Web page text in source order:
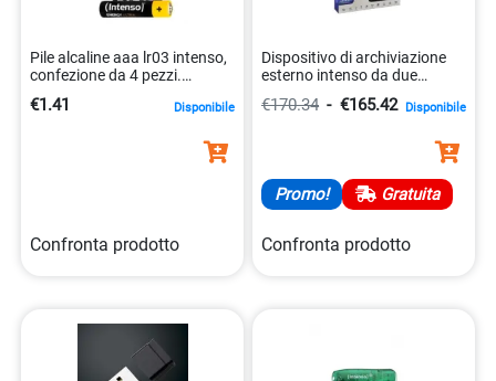
Pile alcaline aaa lr03 intenso,
confezione da 4 pezzi.
€1.41 Disponibile
Confronta prodotto
Dispositivo di archiviazione
esterno intenso da due
€170.34 - €165.42 Disponibile
Promo! Gratuita
Confronta prodotto